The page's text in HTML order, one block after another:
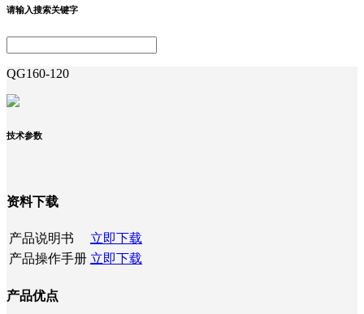
请输入搜索关键字
QG160-120
技术参数
资料下载
产品说明书
立即下载
产品操作手册 立即下载
产品优点